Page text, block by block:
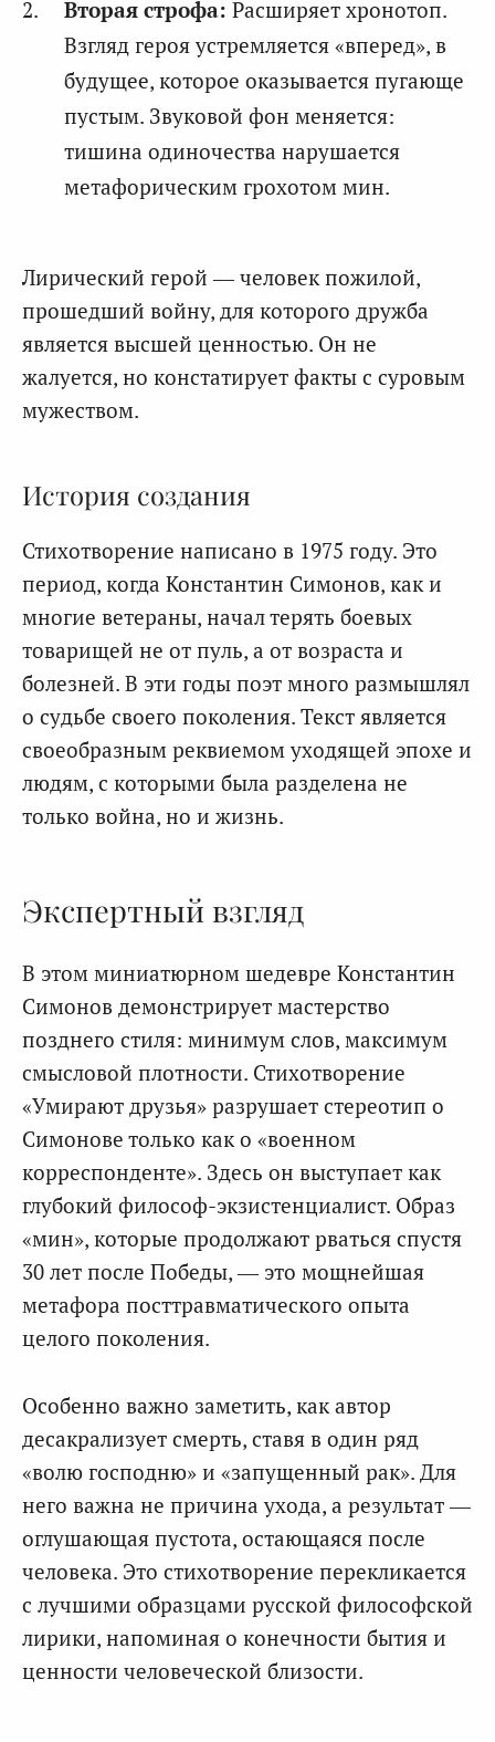
Вторая строфа: Расширяет хронотоп.
Взгляд героя устремляется «вперед», в
будущее, которое оказывается пугающе
пустым. Звуковой фон меняется:
тишина одиночества нарушается
метафорическим грохотом мин.
Лирический герой — человек пожилой,
прошедший войну, для которого дружба
является высшей ценностью. Он не
жалуется, но констатирует факты с суровым
мужеством.
История создания
Стихотворение написано в 1975 году. Это
период, когда Константин Симонов, как и
многие ветераны, начал терять боевых
товарищей не от пуль, а от возраста и
болезней. В эти годы поэт много размышлял
о судьбе своего поколения. Текст является
своеобразным реквиемом уходящей эпохе и
людям, с которыми была разделена не
только война, но и жизнь.
Экспертный взгляд
В этом миниатюрном шедевре Константин
Симонов демонстрирует мастерство
позднего стиля: минимум слов, максимум
смысловой плотности. Стихотворение
«Умирают друзья» разрушает стереотип о
Симонове только как о «военном
корреспонденте». Здесь он выступает как
глубокий философ-экзистенциалист. Образ
«мин», которые продолжают рваться спустя
30 лет после Победы, — это мощнейшая
метафора посттравматического опыта
целого поколения.
Особенно важно заметить, как автор
десакрализует смерть, ставя в один ряд
«волю господню» и «запущенный рак». Для
него важна не причина ухода, а результат —
оглушающая пустота, остающаяся после
человека. Это стихотворение перекликается
с лучшими образцами русской философской
лирики, напоминая о конечности бытия и
ценности человеческой близости.